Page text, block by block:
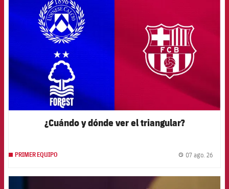
¿Cuándo y dónde ver el triangular?
PRIMER EQUIPO 07 ago. 26
FCB Barcelona badge